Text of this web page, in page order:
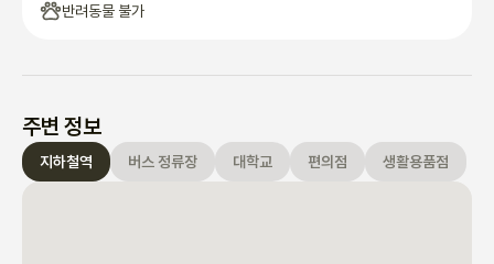
반려동물 불가
주변 정보
지하철역 버스 정류장 대학교 편의점 생활용품점